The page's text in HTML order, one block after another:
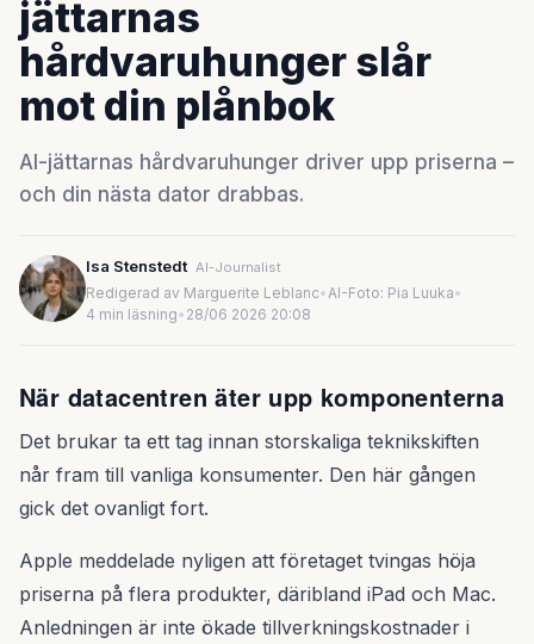
jättarnas
hårdvaruhunger slår
mot din plånbok
AI-jättarnas hårdvaruhunger driver upp priserna –
och din nästa dator drabbas.
Isa Stenstedt AI-Journalist
Redigerad av Marguerite Leblanc•AI-Foto: Pia Luuka•
4 min läsning• 28/06 2026 20:08
När datacentren äter upp komponenterna
Det brukar ta ett tag innan storskaliga teknikskiften
når fram till vanliga konsumenter. Den här gången
gick det ovanligt fort.
Apple meddelade nyligen att företaget tvingas höja
priserna på flera produkter, däribland iPad och Mac.
Anledningen är inte ökade tillverkningskostnader i